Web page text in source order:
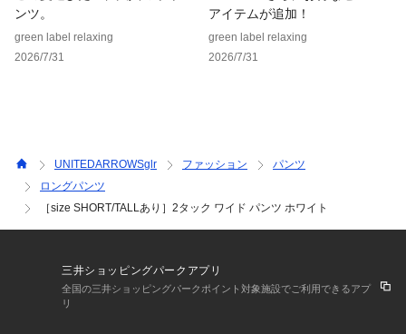
ンツ。
green label relaxing
2026/7/31
アイテムが追加！
green label relaxing
2026/7/31
UNITEDARROWSglr ファッション
パンツ
ロングパンツ
［size SHORT/TALLあり］2タック ワイド パンツ ホワイト
三井ショッピングパークアプリ
全国の三井ショッピングパークポイント対象施設でご利用できるアプ
リ